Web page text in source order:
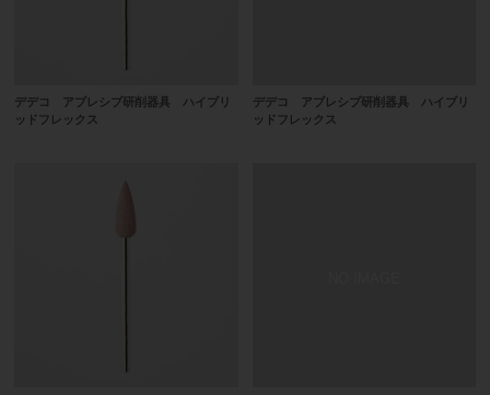
デデコ アブレシブ研削器具 ハイブリ
ッドフレックス
デデコ アブレシブ研削器具 ハイブリ
ッドフレックス